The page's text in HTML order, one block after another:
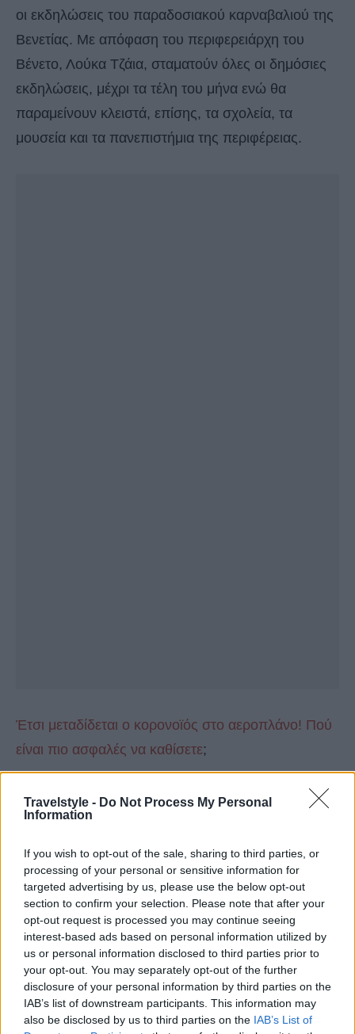
Travelstyle - Do Not Process My Personal
Information
If you wish to opt-out of the sale, sharing to third parties, or
processing of your personal or sensitive information for
targeted advertising by us, please use the below opt-out
section to confirm your selection. Please note that after your
opt-out request is processed you may continue seeing
interest-based ads based on personal information utilized by
us or personal information disclosed to third parties prior to
your opt-out. You may separately opt-out of the further
disclosure of your personal information by third parties on the
IAB’s list of downstream participants. This information may
also be disclosed by us to third parties on the IAB’s List of
οι εκδηλώσεις του παραδοσιακού καρναβαλιού της
Βενετίας. Mε απόφαση του περιφερειάρχη του
Βένετο, Λούκα Τζάια, σταματούν όλες οι δημόσιες
εκδηλώσεις, μέχρι τα τέλη του μήνα ενώ θα
παραμείνουν κλειστά, επίσης, τα σχολεία, τα
μουσεία και τα πανεπιστήμια της περιφέρειας.
Έτσι μεταδίδεται ο κορονοϊός στο αεροπλάνο! Πού
είναι πιο ασφαλές να καθίσετε;